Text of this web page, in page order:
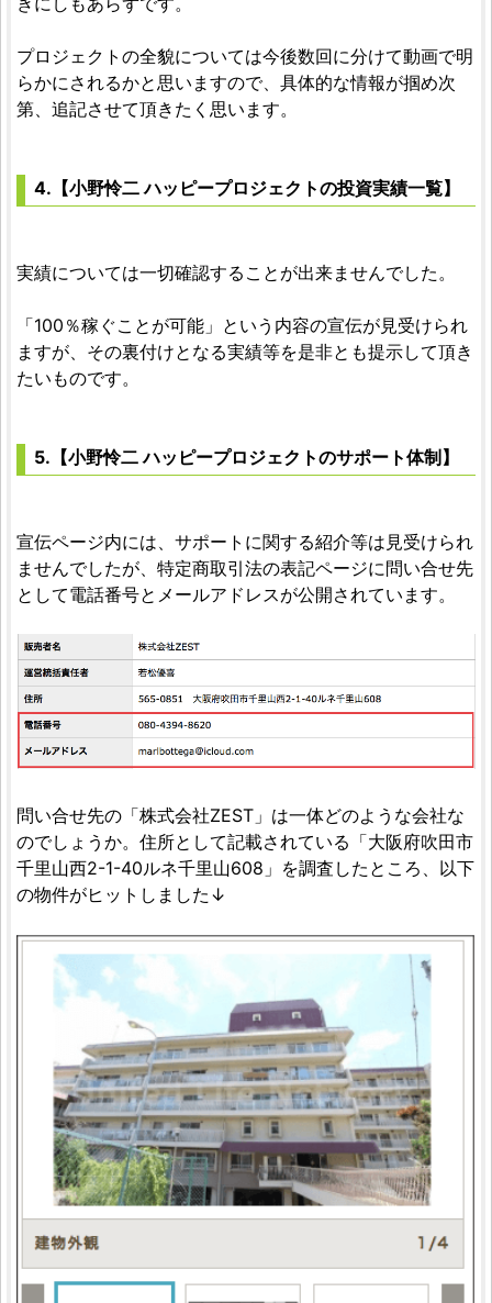
プロジェクトの全貌については今後数回に分けて動画で明
らかにされるかと思いますので、具体的な情報が掴め次
第、追記させて頂きたく思います。
4.【小野怜二 ハッピープロジェクトの投資実績一覧】
実績については一切確認することが出来ませんでした。
「100％稼ぐことが可能」という内容の宣伝が見受けられ
ますが、その裏付けとなる実績等を是非とも提示して頂き
たいものです。
5.【小野怜二 ハッピープロジェクトのサポート体制】
宣伝ページ内には、サポートに関する紹介等は見受けられ
ませんでしたが、特定商取引法の表記ページに問い合せ先
として電話番号とメールアドレスが公開されています。
問い合せ先の「株式会社ZEST」は一体どのような会社な
のでしょうか。住所として記載されている「大阪府吹田市
千里山西2-1-40ルネ千里山608」を調査したところ、以下
の物件がヒットしました↓